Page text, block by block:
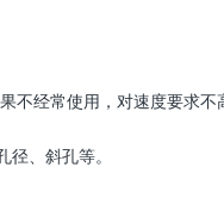
不经常使用，对速度要求不
、斜孔等。